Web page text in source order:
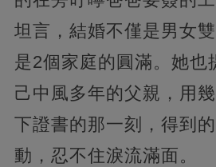
坦言，結婚不僅是男女
是2個家庭的圓滿。她也
己中風多年的父親，用
下證書的那一刻，得到
動，忍不住淚流滿面。